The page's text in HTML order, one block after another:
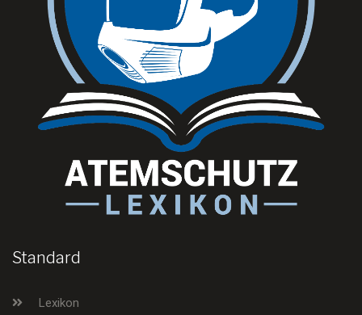
Standard
Lexikon